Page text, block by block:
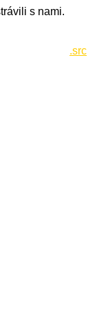
s nami.
.src